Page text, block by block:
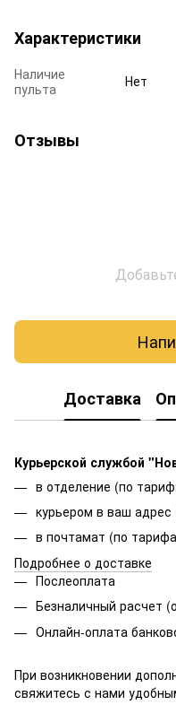
Характеристики
Наличие
пульта
Нет
Отзывы
Доставка
Курьерской службой
в отделение (по
курьером в ваш
в почтамат (по
Подробнее о доставке
Послеоплата
Безналичный расчет
Онлайн-оплата
При возникновении
свяжитесь с нами